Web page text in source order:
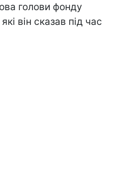
голови фонду
він сказав під час